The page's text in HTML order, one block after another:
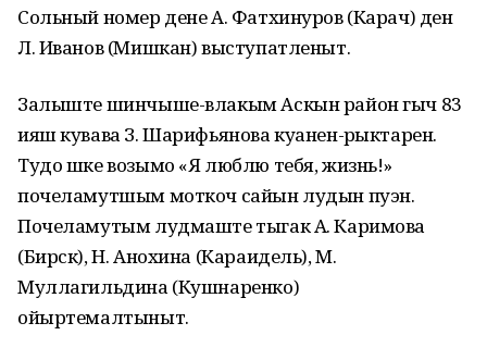
Сольный номер дене А. Фатхинуров (Карач) ден
Л. Иванов (Мишкан) выступатленыт.
Залыште шинчыше-влакым Аскын район гыч 83
ияш кувава З. Шарифьянова куанен-ӧрыктарен.
Тудо шке возымо «Я люблю тебя, жизнь!»
почеламутшым моткоч сайын лудын пуэн.
Почеламутым лудмаште тыгак А. Каримова
(Бирск), Н. Анохина (Караидель), М.
Муллагильдина (Кушнаренко)
ойыртемалтыныт.